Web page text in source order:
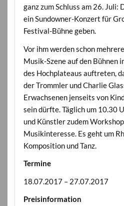
ganz zum Schluss am 26.
ein Sundowner-Konzert für
Festival-Bühne geben.
Vor ihm werden schon
Musik-Szene auf den Bühnen
des Hochplateaus auftreten,
der Trommler und Charlie
Erwachsenen jenseits von
sein dürfte. Täglich um 10.30
und Künstler zudem
Musikinteresse. Es geht um
Komposition und Tanz.
Termine
18.07.2017 – 27.07.2017
Preisinformation